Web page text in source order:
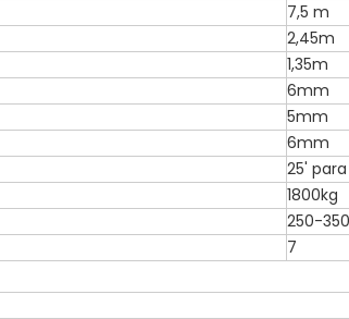
7,5 m
2,45m
1,35m
6mm
5mm
6mm
25'
1800kg
250-
7